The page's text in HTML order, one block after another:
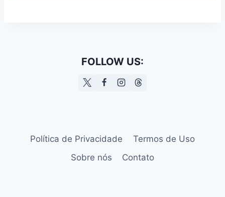
FOLLOW US:
Política de Privacidade
Termos de Uso
Sobre nós
Contato